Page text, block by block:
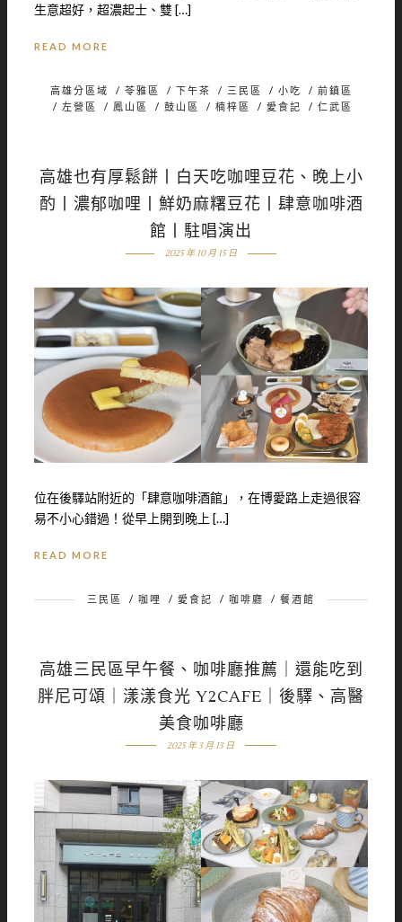
生意超好，超濃起士、雙 […]
READ MORE
高雄分區域 / 苓雅區 / 下午茶 / 三民區 / 小吃 / 前鎮區
/ 左營區 / 鳳山區 / 鼓山區 / 楠梓區 / 愛食記 / 仁武區
高雄也有厚鬆餅丨白天吃咖哩豆花、晚上小
酌丨濃郁咖哩丨鮮奶麻糬豆花丨肆意咖啡酒
館丨駐唱演出
2025 年 10 月 15 日
位在後驛站附近的「肆意咖啡酒館」，在博愛路上走過很容
易不小心錯過！從早上開到晚上 […]
READ MORE
三民區 / 咖哩 / 愛食記 / 咖啡廳 / 餐酒館
高雄三民區早午餐、咖啡廳推薦｜還能吃到
胖尼可頌｜漾漾食光 Y2CAFE｜後驛、高醫
美食咖啡廳
2025 年 3 月 13 日